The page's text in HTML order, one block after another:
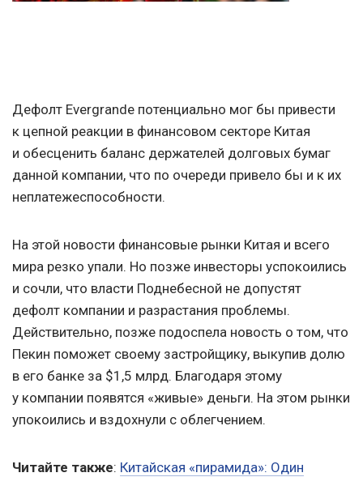
Дефолт Evergrande потенциально мог бы привести
к цепной реакции в финансовом секторе Китая
и обесценить баланс держателей долговых бумаг
данной компании, что по очереди привело бы и к их
неплатежеспособности.
На этой новости финансовые рынки Китая и всего
мира резко упали. Но позже инвесторы успокоились
и сочли, что власти Поднебесной не допустят
дефолт компании и разрастания проблемы.
Действительно, позже подоспела новость о том, что
Пекин поможет своему застройщику, выкупив долю
в его банке за $1,5 млрд. Благодаря этому
у компании появятся «живые» деньги. На этом рынки
упокоились и вздохнули с облегчением.
Читайте также: Китайская «пирамида»: Один